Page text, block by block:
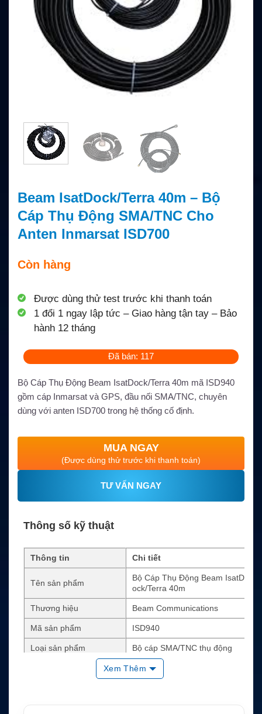
Beam IsatDock/Terra 40m – Bộ
Cáp Thụ Động SMA/TNC Cho
Anten Inmarsat ISD700
Còn hàng
Được dùng thử test trước khi thanh toán
1 đổi 1 ngay lập tức – Giao hàng tận tay – Bảo
hành 12 tháng
Đã bán: 117
Bộ Cáp Thụ Động Beam IsatDock/Terra 40m mã ISD940
gồm cáp Inmarsat và GPS, đầu nối SMA/TNC, chuyên
dùng với anten ISD700 trong hệ thống cố định.
MUA NGAY
(Được dùng thử trước khi thanh toán)
TƯ VẤN NGAY
Thông số kỹ thuật
Thông tin Chi tiết
Tên sản phẩm
Bộ Cáp Thụ Động Beam IsatD
ock/Terra 40m
Thương hiệu Beam Communications
Mã sản phẩm ISD940
Loại sản phẩm Bộ cáp SMA/TNC thụ động
Chiều dài thương mại 40m/131ft
Xem Thêm